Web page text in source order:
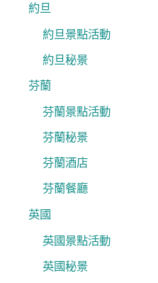
約旦
約旦景點活動
約旦秘景
芬蘭
芬蘭景點活動
芬蘭秘景
芬蘭酒店
芬蘭餐廳
英國
英國景點活動
英國秘景